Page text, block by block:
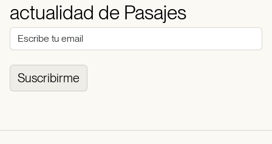
actualidad de Pasajes
Suscribirme